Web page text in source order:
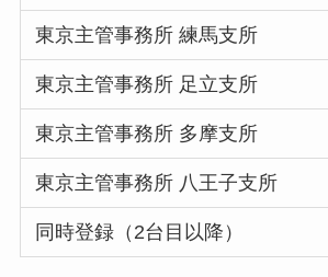
東京主管事務所 練馬支所
東京主管事務所 足立支所
東京主管事務所 多摩支所
東京主管事務所 八王子支所
同時登録（2台目以降）